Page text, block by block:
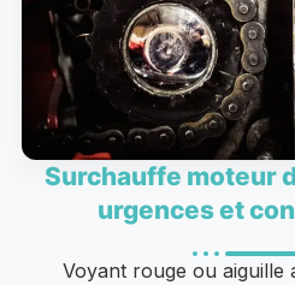
Surchauffe moteur
urgences et
Voyant rouge ou aiguille